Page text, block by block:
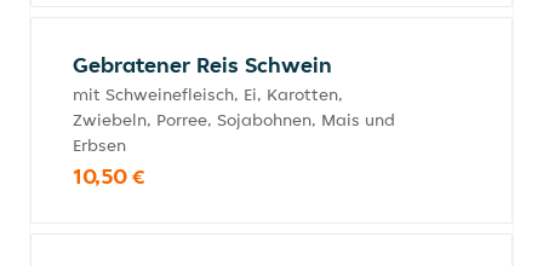
Gebratener Reis Schwein
mit Schweinefleisch, Ei, Karotten,
Zwiebeln, Porree, Sojabohnen, Mais und
Erbsen
10,50 €